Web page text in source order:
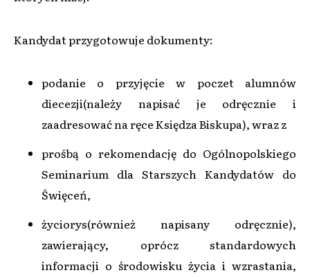
Kandydat przygotowuje dokumenty:
podanie o przyjęcie w poczet alumnów
diecezji(należy napisać je odręcznie i
zaadresować na ręce Księdza Biskupa), wraz z
prośbą o rekomendację do Ogólnopolskiego
Seminarium dla Starszych Kandydatów do
Święceń,
życiorys(również napisany odręcznie),
zawierający, oprócz standardowych
informacji o środowisku życia i wzrastania,